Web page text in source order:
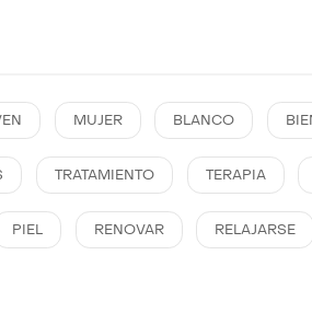
MUJER BLANCO
TRATAMIENTO TERAPIA
PIEL RENOVAR RELAJARSE